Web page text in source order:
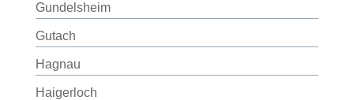
Gundelsheim
Gutach
Hagnau
Haigerloch